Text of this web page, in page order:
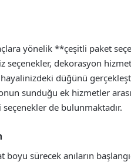
yönelik **çeşitli paket
seçenekler, dekorasyon
düğünü
sunduğu ek hizmetler
de bulunmaktadır.
sürecek anıların